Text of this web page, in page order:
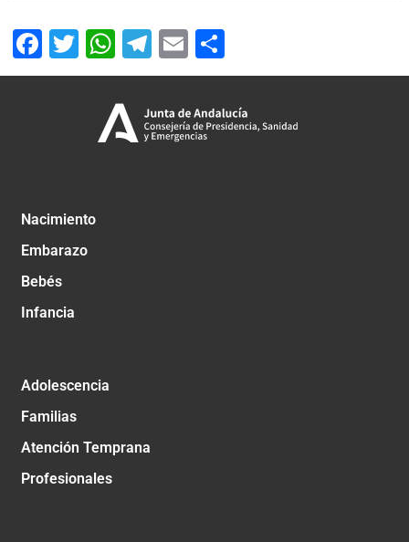
Facebook
Twitter
WhatsApp
Telegram
Email
Nacimiento
Embarazo
Bebés
Infancia
Adolescencia
Familias
Atención Temprana
Profesionales